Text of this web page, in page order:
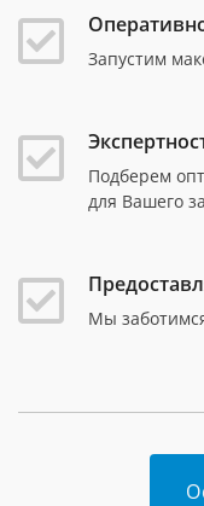
Запустим
Подберем
для Вашего
Мы